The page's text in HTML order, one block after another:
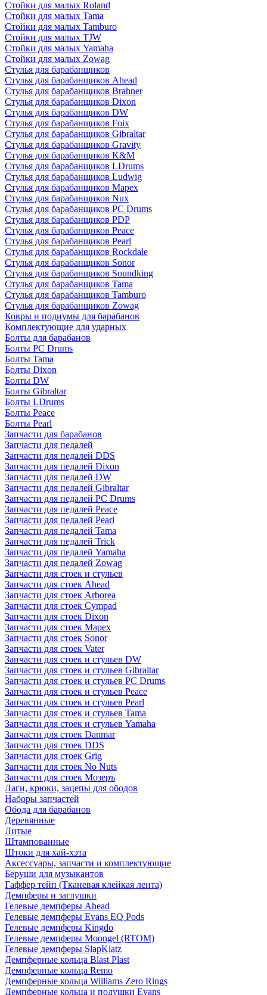
Стойки для малых Roland
Стойки для малых Tama
Стойки для малых Tamburo
Стойки для малых TJW
Стойки для малых Yamaha
Стойки для малых Zowag
Стулья для барабанщиков
Стулья для барабанщиков Ahead
Стулья для барабанщиков Brahner
Стулья для барабанщиков Dixon
Стулья для барабанщиков DW
Стулья для барабанщиков Foix
Стулья для барабанщиков Gibraltar
Стулья для барабанщиков Gravity
Стулья для барабанщиков K&M
Стулья для барабанщиков LDrums
Стулья для барабанщиков Ludwig
Стулья для барабанщиков Mapex
Стулья для барабанщиков Nux
Стулья для барабанщиков PC Drums
Стулья для барабанщиков PDP
Стулья для барабанщиков Peace
Стулья для барабанщиков Pearl
Стулья для барабанщиков Rockdale
Стулья для барабанщиков Sonor
Стулья для барабанщиков Soundking
Стулья для барабанщиков Tama
Стулья для барабанщиков Tamburo
Стулья для барабанщиков Zowag
Ковры и подиумы для барабанов
Комплектующие для ударных
Болты для барабанов
Болты PC Drums
Болты Tama
Болты Dixon
Болты DW
Болты Gibraltar
Болты LDrums
Болты Peace
Болты Pearl
Запчасти для барабанов
Запчасти для педалей
Запчасти для педалей DDS
Запчасти для педалей Dixon
Запчасти для педалей DW
Запчасти для педалей Gibraltar
Запчасти для педалей PC Drums
Запчасти для педалей Peace
Запчасти для педалей Pearl
Запчасти для педалей Tama
Запчасти для педалей Trick
Запчасти для педалей Yamaha
Запчасти для педалей Zowag
Запчасти для стоек и стульев
Запчасти для стоек Ahead
Запчасти для стоек Arborea
Запчасти для стоек Cympad
Запчасти для стоек Dixon
Запчасти для стоек Mapex
Запчасти для стоек Sonor
Запчасти для стоек Vater
Запчасти для стоек и стульев DW
Запчасти для стоек и стульев Gibraltar
Запчасти для стоек и стульев PC Drums
Запчасти для стоек и стульев Peace
Запчасти для стоек и стульев Pearl
Запчасти для стоек и стульев Tama
Запчасти для стоек и стульев Yamaha
Запчасти для стоек Danmar
Запчасти для стоек DDS
Запчасти для стоек Grig
Запчасти для стоек No Nuts
Запчасти для стоек Мозеръ
Лаги, крюки, зацепы для ободов
Наборы запчастей
Обода для барабанов
Деревянные
Литые
Штампованные
Штоки для хай-хэта
Аксессуары, запчасти и комплектующие
Беруши для музыкантов
Гаффер тейп (Тканевая клейкая лента)
Демпферы и заглушки
Гелевые демпферы Ahead
Гелевые демпферы Evans EQ Pods
Гелевые демпферы Kingdo
Гелевые демпферы Moongel (RTOM)
Гелевые демпферы SlapKlatz
Демпферные кольца Blast Plast
Демпферные кольца Remo
Демпферные кольца Williams Zero Rings
Демпферные кольца и подушки Evans